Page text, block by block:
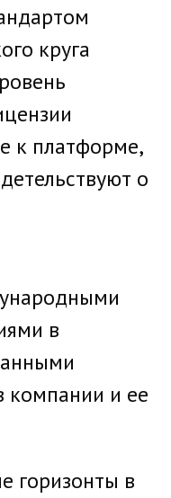
круга
к платформе,
о
в
компании и ее
горизонты в